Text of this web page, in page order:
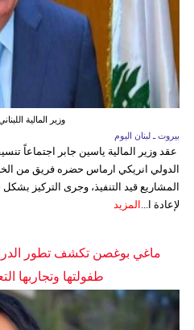
وزير المالية
بيروت ـ لبنان اليوم
عقد وزير المالية ياسين جابر اجتماعاً
الدولي انريكي ارماس حضره فريق من
لإعادة ا... المزيد
ماغي بوغصن تكشف تطور
طفولتها وتجاربها